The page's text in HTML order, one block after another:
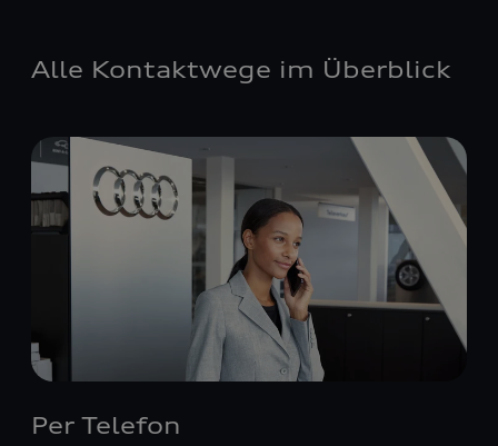
Alle Kontaktwege im Überblick
Per Telefon